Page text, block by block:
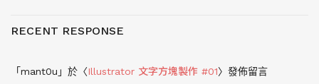
RECENT RESPONSE
「mant0u 」於〈Illustrator 文字方塊製作 #01〉發佈留言